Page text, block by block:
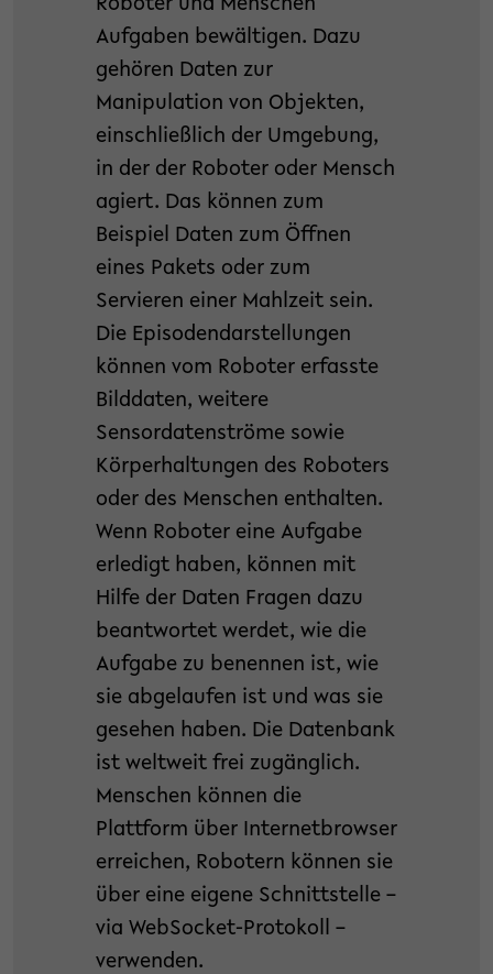
Aufgaben bewältigen. Dazu
gehören Daten zur
Manipulation von Objekten,
einschließlich der Umgebung,
in der der Roboter oder Mensch
agiert. Das können zum
Beispiel Daten zum Öffnen
eines Pakets oder zum
Servieren einer Mahlzeit sein.
Die Episodendarstellungen
können vom Roboter erfasste
Bilddaten, weitere
Sensordatenströme sowie
Körperhaltungen des Roboters
oder des Menschen enthalten.
Wenn Roboter eine Aufgabe
erledigt haben, können mit
Hilfe der Daten Fragen dazu
beantwortet werdet, wie die
Aufgabe zu benennen ist, wie
sie abgelaufen ist und was sie
gesehen haben. Die Datenbank
ist weltweit frei zugänglich.
Menschen können die
Plattform über Internetbrowser
erreichen, Robotern können sie
über eine eigene Schnittstelle –
via WebSocket-Protokoll –
verwenden.